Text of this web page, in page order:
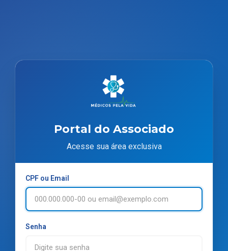
Portal do Associado
Acesse sua área exclusiva
CPF ou Email
Senha